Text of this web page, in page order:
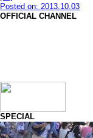
Posted on: 2013.10.03
OFFICIAL CHANNEL
SPECIAL